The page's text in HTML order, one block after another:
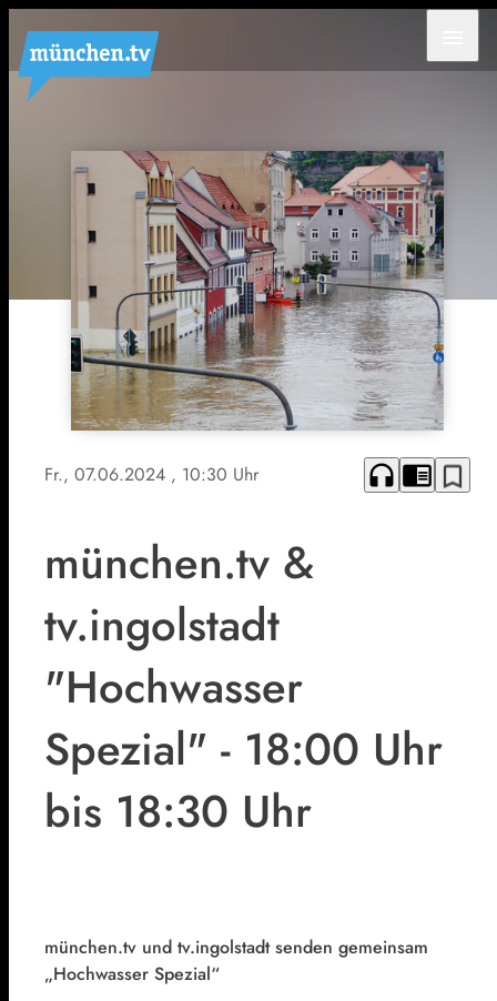
Fr., 07.06.2024 , 10:30 Uhr headphones chrome_reader_mode bookmark_border
münchen.tv &
tv.ingolstadt
"Hochwasser
Spezial" - 18:00 Uhr
bis 18:30 Uhr
münchen.tv und tv.ingolstadt senden gemeinsam
„Hochwasser Spezial“